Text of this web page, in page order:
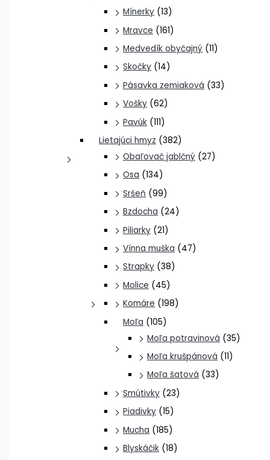
Mínerky (13)
Mravce (161)
Medvedík obyčajný (11)
Skočky (14)
Pásavka zemiaková (33)
Vošky (62)
Pavúk (111)
Lietajúci hmyz (382)
Obaľovač jablčný (27)
Osa (134)
Sršeň (99)
Bzdocha (24)
Piliarky (21)
Vínna muška (47)
Strapky (38)
Molice (45)
Komáre (198)
Moľa (105)
Moľa potravinová (35)
Moľa krušpánová (11)
Moľa šatová (33)
Smútivky (23)
Piadivky (15)
Mucha (185)
Blyskáčik (18)